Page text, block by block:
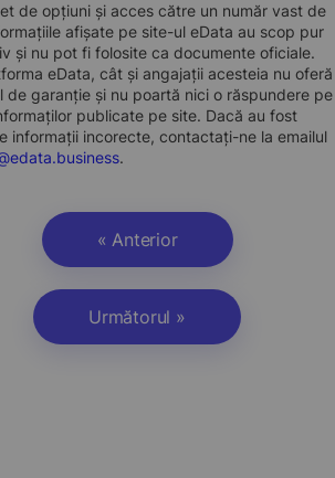
de opțiuni și acces către un număr vast de
afișate pe site-ul eData au scop pur
și nu pot fi folosite ca documente oficiale.
eData, cât și angajații acesteia nu oferă
de garanție și nu poartă nici o răspundere pe
publicate pe site. Dacă au fost
informații incorecte, contactați-ne la emailul
.
« Anterior
Următorul »